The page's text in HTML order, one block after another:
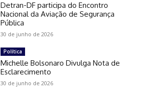
Detran-DF participa do Encontro
Nacional da Aviação de Segurança
Pública
30 de junho de 2026
Política
Michelle Bolsonaro Divulga Nota de
Esclarecimento
30 de junho de 2026